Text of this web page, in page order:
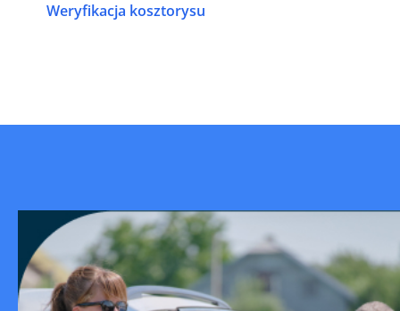
Weryfikacja kosztorysu